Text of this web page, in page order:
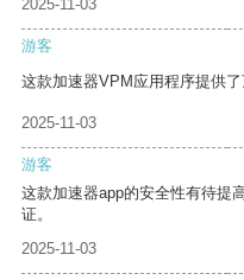
2025-11-03
游客
这款加速器VPM应用程序提供了
2025-11-03
游客
这款加速器app的安全性有待提
证。
2025-11-03